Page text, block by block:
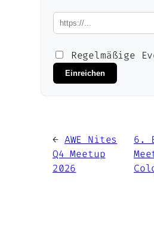
Regelmäßige
Einreichen
← AWE Nites
Q4 Meetup
2026
6.